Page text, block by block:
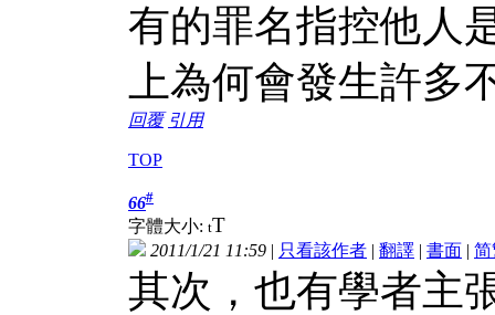
有的罪名指控他人
上為何會發生許多
回覆 引用
TOP
66#
字體大小: tT
2011/1/21 11:59 | 只看該作者 | 翻譯 | 書面 | 简
其次，也有學者主